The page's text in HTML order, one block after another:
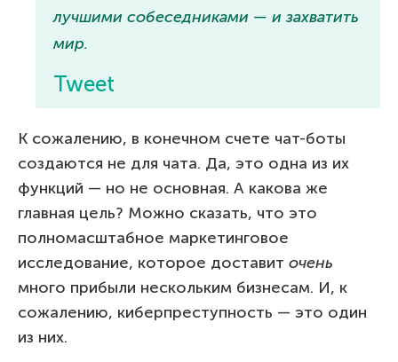
лучшими собеседниками — и захватить
мир.
Tweet
К сожалению, в конечном счете чат-боты
создаются не для чата. Да, это одна из их
функций — но не основная. А какова же
главная цель? Можно сказать, что это
полномасштабное маркетинговое
исследование, которое доставит очень
много прибыли нескольким бизнесам. И, к
сожалению, киберпреступность — это один
из них.